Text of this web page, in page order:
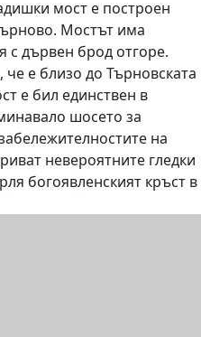
мост е построен
Мостът има
с дървен брод отгоре.
е близо до Търновската
е бил единствен в
шосето за
на
невероятните гледки
богоявленският кръст в